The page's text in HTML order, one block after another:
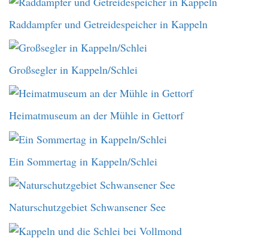
Raddampfer und Getreidespeicher in Kappeln
Großsegler in Kappeln/Schlei
Heimatmuseum an der Mühle in Gettorf
Ein Sommertag in Kappeln/Schlei
Naturschutzgebiet Schwansener See